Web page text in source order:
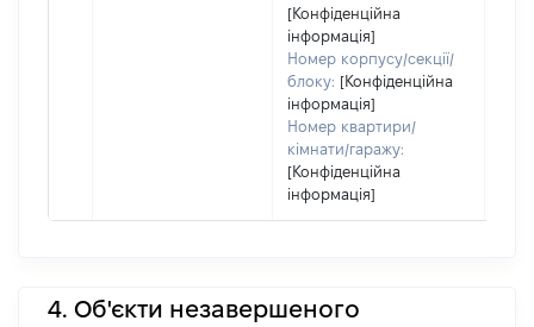
[Конфіденційна
інформація]
Номер корпусу/секції/
блоку: [Конфіденційна
інформація]
Номер квартири/
кімнати/гаражу:
[Конфіденційна
інформація]
4. Об'єкти незавершеного